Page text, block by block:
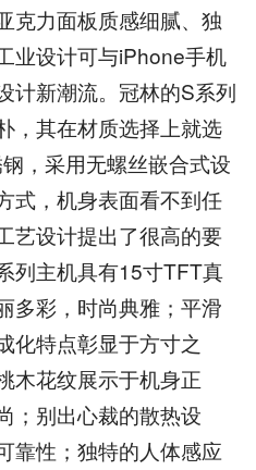
克力面板质感细腻、独
业设计可与iPhone手机
计新潮流。冠林的S系列
，其在材质选择上就选
，采用无螺丝嵌合式设
式，机身表面看不到任
艺设计提出了很高的要
列主机具有15寸TFT真
多彩，时尚典雅；平滑
化特点彰显于方寸之
木花纹展示于机身正
；别出心裁的散热设
靠性；独特的人体感应